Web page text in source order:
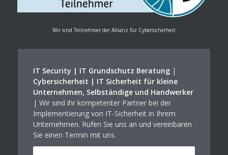
Wir sind Teilnehmer der Allianz für Cybersicherheit
IT Security | IT Grundschutz Beratung|
Cybersicherheit | IT Sicherheit für kleine
Unternehmen, Selbständige und Handwerker
| Wir sind ihr kompetenter Partner bei der
Implementierung von IT-Sicherheit in Ihrem
Unternehmen. Rufen Sie uns an und vereinbaren
Sie einen Termin mit uns.